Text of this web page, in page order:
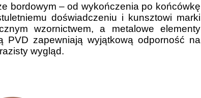
bordowym – od wykończenia po końcówkę
doświadczeniu i kunsztowi marki
wzornictwem, a metalowe elementy
PVD zapewniają wyjątkową odporność na
wygląd.